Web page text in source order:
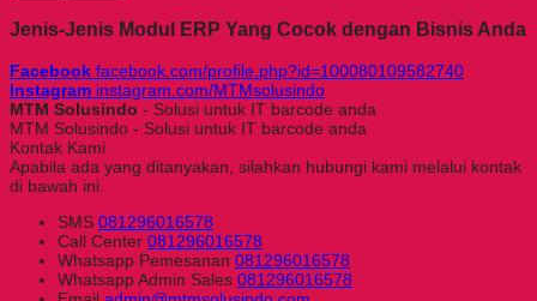
Jenis-Jenis Modul ERP Yang Cocok dengan Bisnis Anda
Facebook facebook.com/profile.php?id=100080109582740
Instagram instagram.com/MTMsolusindo
MTM Solusindo - Solusi untuk IT barcode anda
MTM Solusindo - Solusi untuk IT barcode anda
Kontak Kami
Apabila ada yang ditanyakan, silahkan hubungi kami melalui kontak
di bawah ini.
SMS 081296016578
Call Center 081296016578
Whatsapp Pemesanan 081296016578
WhatsappAdmin Sales 081296016578